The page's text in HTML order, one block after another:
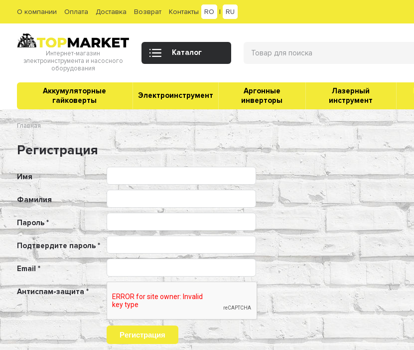
О компании Оплата Доставка Возврат Контакты RO | RU
Интернет-магазин
электроинструмента и насосного
оборудования
Каталог
Аккумуляторные
гайковерты
Электроинструмент
Аргонные
инверторы
Лазерный
инструмент
Главная
Регистрация
Имя
Фамилия
Пароль *
Подтвердите пароль *
Email *
Антиспам-защита *